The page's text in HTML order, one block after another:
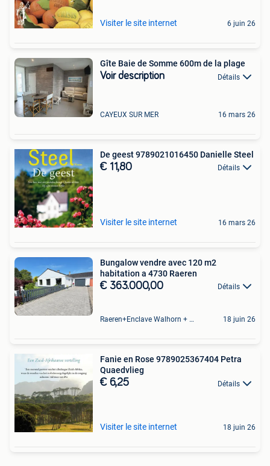
Visiter le site internet 6 juin 26
Gîte Baie de Somme 600m de la plage
Voir description Détails
CAYEUX SUR MER 16 mars 26
De geest 9789021016450 Danielle Steel
€ 11,80 Détails
Visiter le site internet 16 mars 26
Bungalow vendre avec 120 m2
habitation a 4730 Raeren
€ 363.000,00 Détails
Raeren+Enclave Walhorn + Gebietsteil Eupen 18 juin 26
Fanie en Rose 9789025367404 Petra
Quaedvlieg
€ 6,25 Détails
Visiter le site internet 18 juin 26